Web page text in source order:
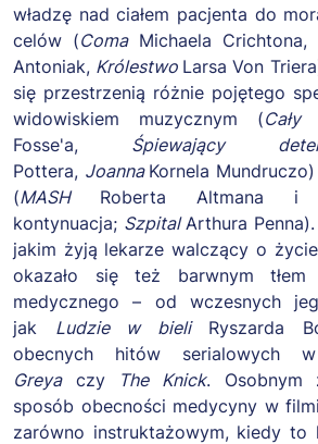
władzę nad ciałem pacjenta do
celów (ComaMichaela Crichtona,
Antoniak, Królestwo Larsa Von
się przestrzenią różnie pojętego
widowiskiem muzycznym (Cały
Fosse'a, Śpiewający
Pottera, Joanna Kornela
(MASH Roberta Altmana i
kontynuacja; Szpital Arthura
jakim żyją lekarze walczący o
okazało się też barwnym tłem
medycznego – od wczesnych
jak Ludzie w bieliRyszarda
obecnych hitów serialowych
Greyaczy The Knick. Osobnym
sposób obecności medycyny w
zarówno instruktażowym, kiedy to